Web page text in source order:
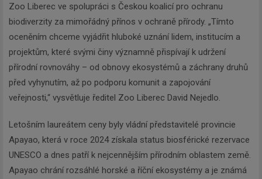
Zoo Liberec ve spolupráci s Českou koalicí pro ochranu
biodiverzity za mimořádný přínos v ochraně přírody. „Tímto
oceněním chceme vyjádřit hluboké uznání lidem, institucím a
projektům, které svými činy významně přispívají k udržení
přírodní rovnováhy – od obnovy ekosystémů a záchrany druhů
před vyhynutím, až po podporu komunit a zapojování
veřejnosti,“ vysvětluje ředitel Zoo Liberec David Nejedlo.
Letošním laureátem ceny byly vládní představitelé provincie
Apayao, která v roce 2024 získala status biosférické rezervace
UNESCO a dnes patří k nejcennějším přírodním oblastem země.
Apayao chrání rozsáhlé horské a říční ekosystémy a je známá